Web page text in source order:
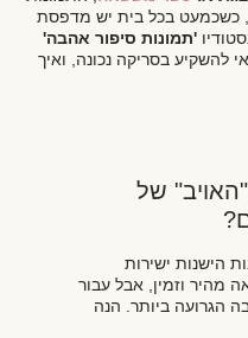
כשכמעט בכל בית יש מדפסת
'תמונות סיפור אהבה'
להשקיע בסריקה נכונה, ואיך
של
הישנות ישירות
מהיר וזמין, אבל עבור
הגרועה ביותר. הנה